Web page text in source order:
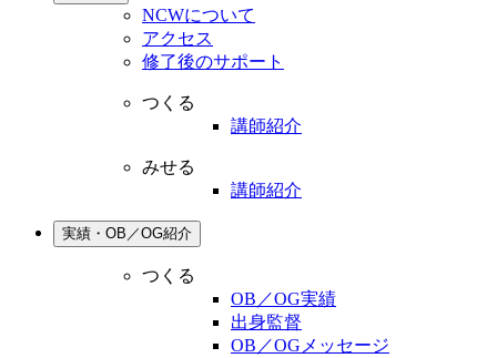
NCWについて
アクセス
修了後のサポート
つくる
講師紹介
みせる
講師紹介
実績・OB／OG紹介
つくる
OB／OG実績
出身監督
OB／OGメッセージ